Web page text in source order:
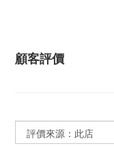
顧客評價